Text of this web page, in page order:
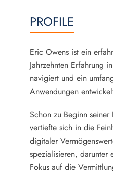
PROFILE
Eric Owens ist ein
Jahrzehnten Erfahrung
navigiert und ein
Anwendungen
Schon zu Beginn
vertiefte sich in die
digitaler
spezialisieren, darunter
Fokus auf die